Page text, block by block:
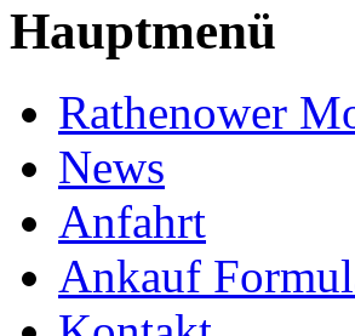
Hauptmenü
Rathenower
News
Anfahrt
Ankauf